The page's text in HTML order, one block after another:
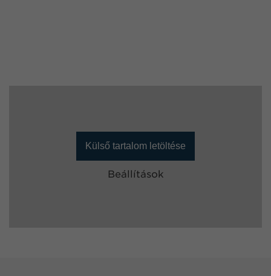
Külső tartalom letöltése
Beállítások